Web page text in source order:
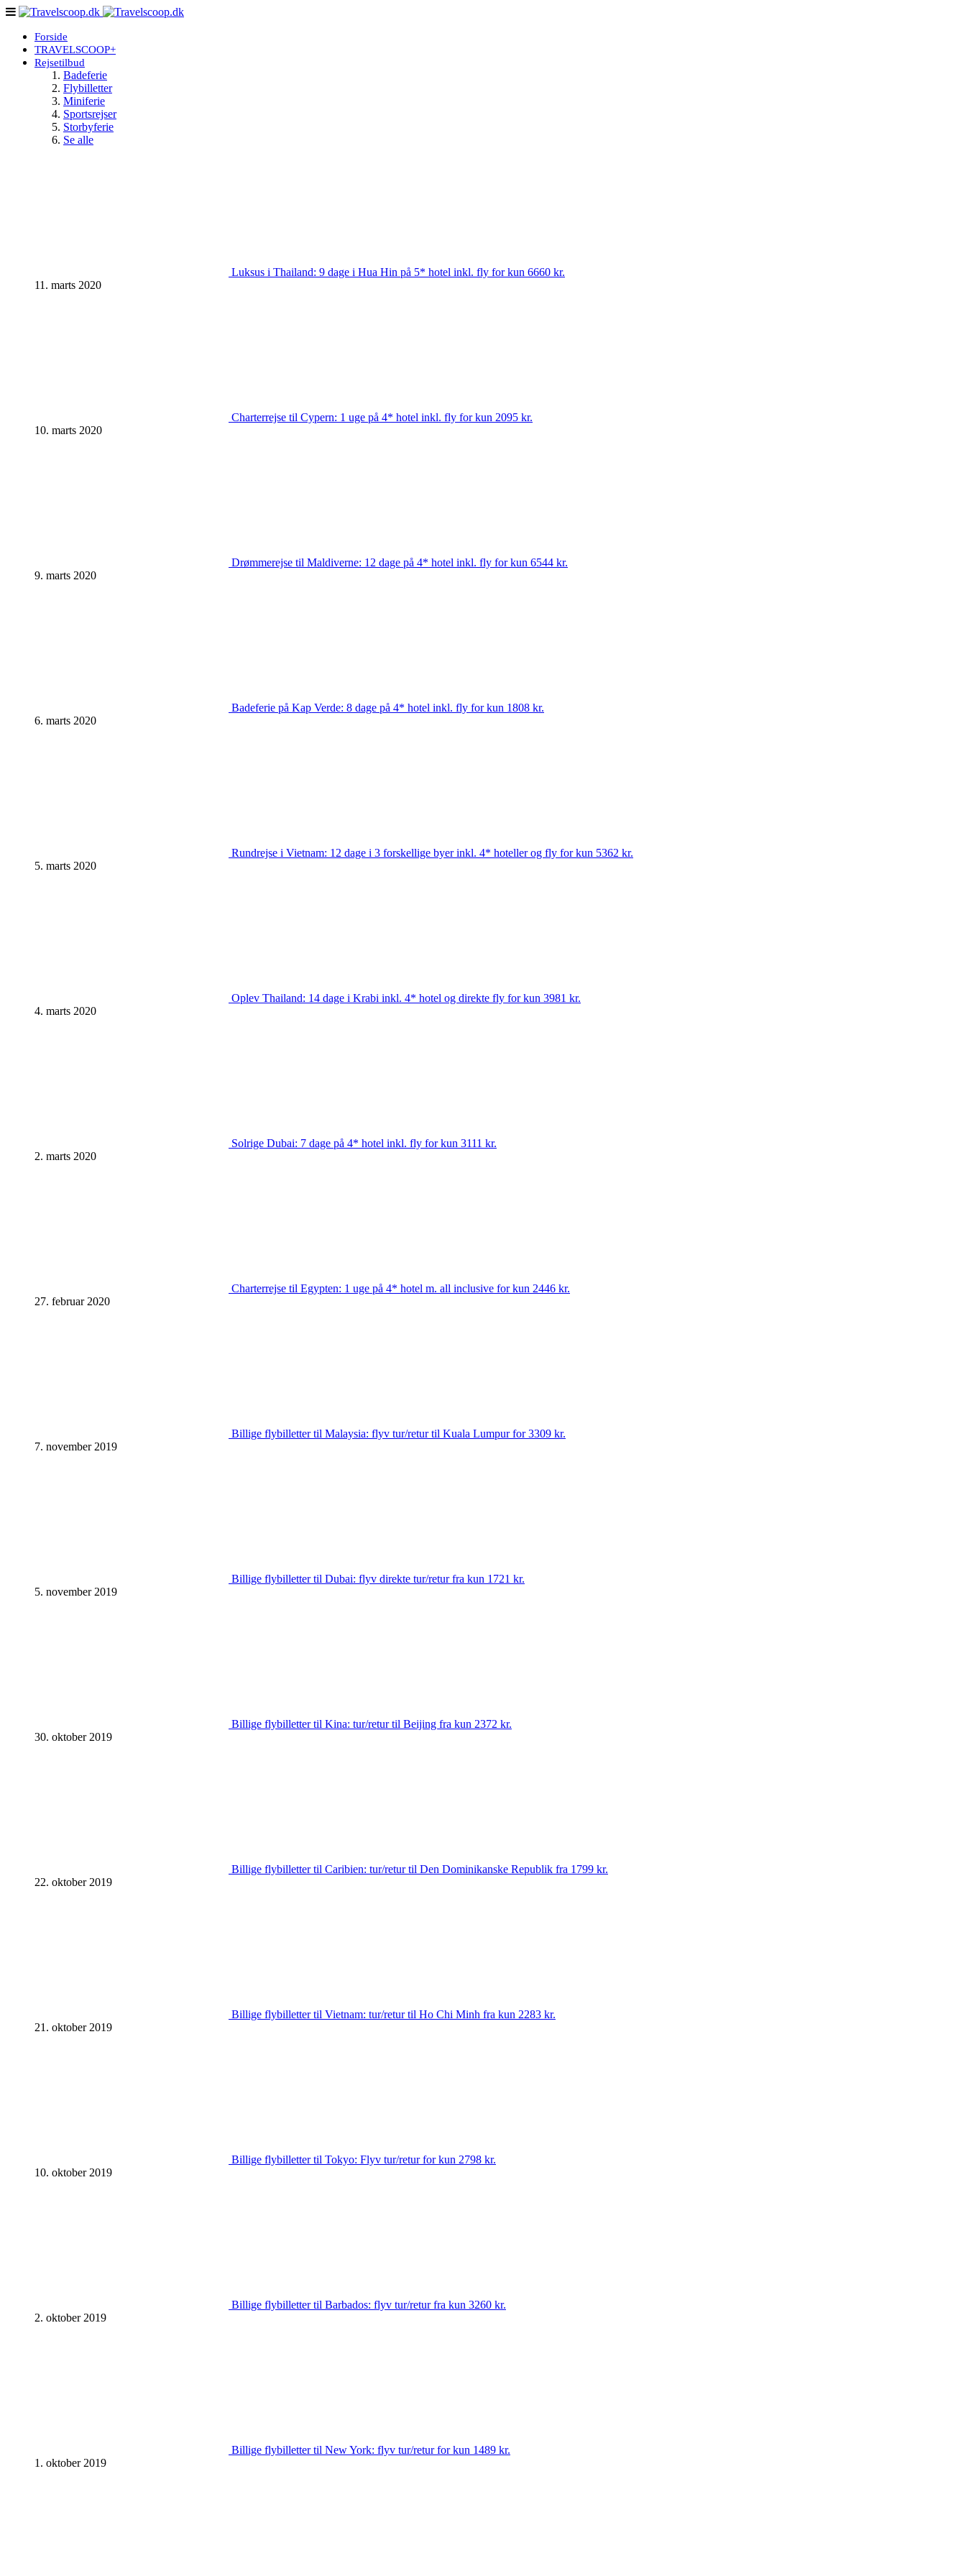
Forside
TRAVELSCOOP+
Rejsetilbud
Badeferie
Flybilletter
Miniferie
Sportsrejser
Storbyferie
Se alle
Luksus i Thailand: 9 dage i Hua Hin på 5* hotel inkl. fly for kun 6660 kr.
11. marts 2020
Charterrejse til Cypern: 1 uge på 4* hotel inkl. fly for kun 2095 kr.
10. marts 2020
Drømmerejse til Maldiverne: 12 dage på 4* hotel inkl. fly for kun 6544 kr.
9. marts 2020
Badeferie på Kap Verde: 8 dage på 4* hotel inkl. fly for kun 1808 kr.
6. marts 2020
Rundrejse i Vietnam: 12 dage i 3 forskellige byer inkl. 4* hoteller og fly for kun 5362 kr.
5. marts 2020
Oplev Thailand: 14 dage i Krabi inkl. 4* hotel og direkte fly for kun 3981 kr.
4. marts 2020
Solrige Dubai: 7 dage på 4* hotel inkl. fly for kun 3111 kr.
2. marts 2020
Charterrejse til Egypten: 1 uge på 4* hotel m. all inclusive for kun 2446 kr.
27. februar 2020
Billige flybilletter til Malaysia: flyv tur/retur til Kuala Lumpur for 3309 kr.
7. november 2019
Billige flybilletter til Dubai: flyv direkte tur/retur fra kun 1721 kr.
5. november 2019
Billige flybilletter til Kina: tur/retur til Beijing fra kun 2372 kr.
30. oktober 2019
Billige flybilletter til Caribien: tur/retur til Den Dominikanske Republik fra 1799 kr.
22. oktober 2019
Billige flybilletter til Vietnam: tur/retur til Ho Chi Minh fra kun 2283 kr.
21. oktober 2019
Billige flybilletter til Tokyo: Flyv tur/retur for kun 2798 kr.
10. oktober 2019
Billige flybilletter til Barbados: flyv tur/retur fra kun 3260 kr.
2. oktober 2019
Billige flybilletter til New York: flyv tur/retur for kun 1489 kr.
1. oktober 2019